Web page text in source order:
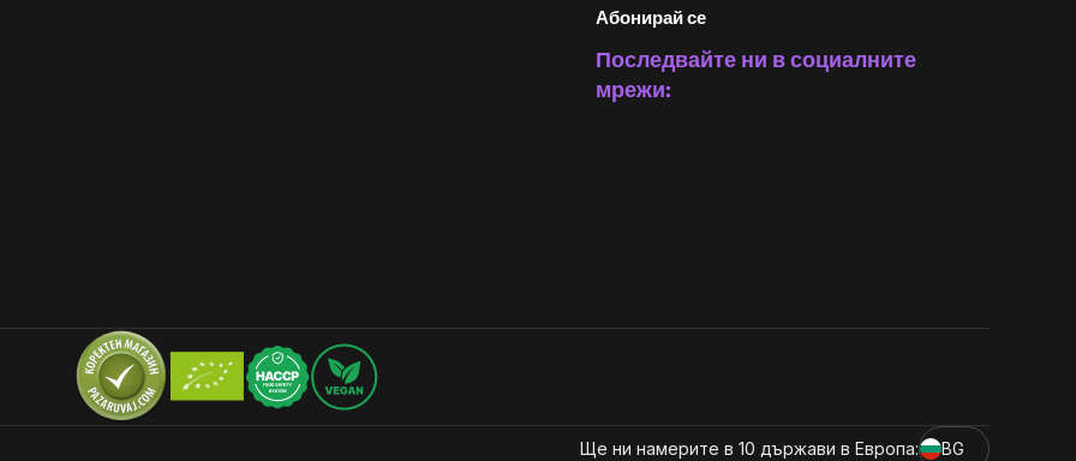
Абонирай се
Последвайте ни в социалните
мрежи:
Ще ни намерите в 10 държави в Европа: BG